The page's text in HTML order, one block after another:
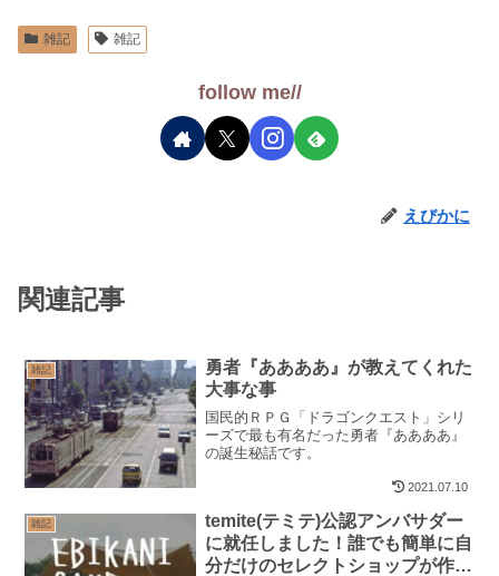
雑記 雑記
follow me//
えびかに
関連記事
雑記
勇者『ああああ』が教えてくれた
大事な事
国民的ＲＰＧ「ドラゴンクエスト」シリ
ーズで最も有名だった勇者『ああああ』
の誕生秘話です。
2021.07.10
雑記
temite(テミテ)公認アンバサダー
に就任しました！誰でも簡単に自
分だけのセレクトショップが作れ